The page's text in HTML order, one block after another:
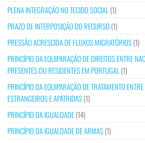
PLENA INTEGRAÇÃO NO TECIDO SOCIAL(1)
PRAZO DE INTERPOSIÇÃO DO RECURSO (1)
PRESSÃO ACRESCIDA DE FLUXOS MIGRATÓRIOS(1)
PRINCÍPIO DA EQUIPARAÇÃO DE DIREITOS ENTRE
PRESENTES OU RESIDENTES EM PORTUGAL(1)
PRINCÍPIO DA EQUIPARAÇÃO DE TRATAMENTO
ESTRANGEIROS E APÁTRIDAS(1)
PRINCÍPIO DA IGUALDADE(14)
PRINCÍPIO DA IGUALDADE DE ARMAS(1)